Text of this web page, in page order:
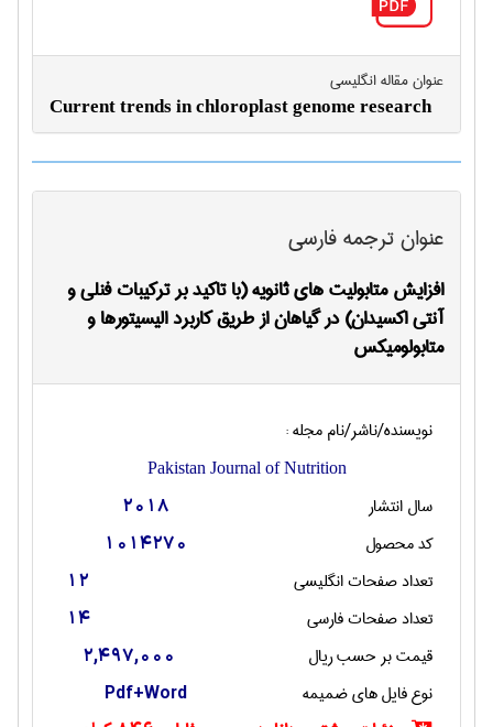
عنوان مقاله انگليسی
Current trends in chloroplast genome research
عنوان ترجمه فارسی
افزایش متابولیت های ثانویه (با تاکید بر ترکیبات فنلی و
آنتی اکسیدان) در گیاهان از طریق کاربرد الیسیتورها و
متابولومیکس
نویسنده/ناشر/نام مجله :
Pakistan Journal of Nutrition
سال انتشار 2018
کد محصول 1014270
تعداد صفحات انگليسی 12
تعداد صفحات فارسی 14
قیمت بر حسب ریال 2,497,000
نوع فایل های ضمیمه Pdf+Word